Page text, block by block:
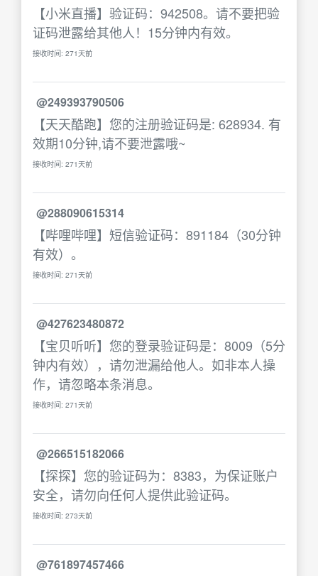
【小米直播】验证码：942508。请不要把验
证码泄露给其他人！15分钟内有效。
接收时间: 271天前
@249393790506
【天天酷跑】您的注册验证码是: 628934. 有
效期10分钟,请不要泄露哦~
接收时间: 271天前
@288090615314
【哔哩哔哩】短信验证码：891184（30分钟
有效）。
接收时间: 271天前
@427623480872
【宝贝听听】您的登录验证码是：8009（5分
钟内有效），请勿泄漏给他人。如非本人操
作，请忽略本条消息。
接收时间: 271天前
@266515182066
【探探】您的验证码为：8383，为保证账户
安全，请勿向任何人提供此验证码。
接收时间: 273天前
@761897457466